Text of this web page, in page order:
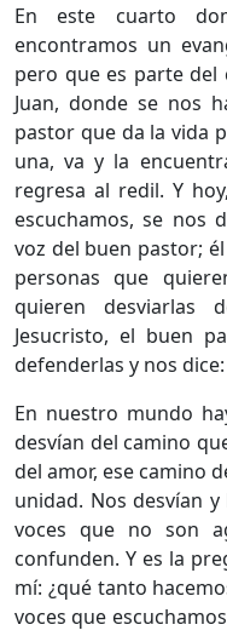
En este cuarto
encontramos un
pero que es parte del
Juan, donde se nos
pastor que da la vida
una, va y la
regresa al redil. Y
escuchamos, se nos
voz del buen pastor;
personas que
quieren desviarlas
Jesucristo, el buen
defenderlas y nos
En nuestro mundo
desvían del camino
del amor, ese camino
unidad. Nos desvían y
voces que no son
confunden. Y es la
mí: ¿qué tanto
voces que